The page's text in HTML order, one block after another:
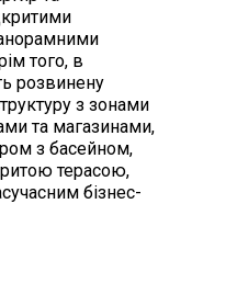
того, в
розвинену
з зонами
та магазинами,
з басейном,
терасою,
бізнес-